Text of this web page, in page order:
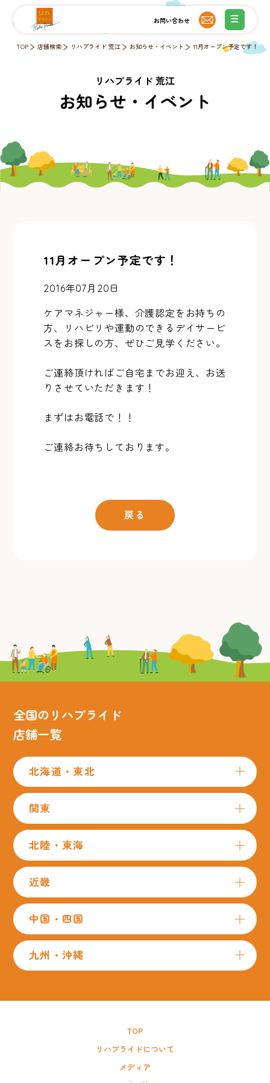
TOP 店舗検索 リハプライド 荒江 お知らせ・イベント 11月オープン予定です！
リハプライド 荒江
お知らせ・イベント
11月オープン予定です！
2016年07月20日
ケアマネジャー様、介護認定をお持ちの
方、リハビリや運動のできるデイサービ
スをお探しの方、ぜひご見学ください。
ご連絡頂ければご自宅までお迎え、お送
りさせていただきます！
まずはお電話で！！
ご連絡お待ちしております。
戻る
全国のリハプライド
店舗一覧
北海道・東北
関東
北陸・東海
近畿
中国・四国
九州・沖縄
TOP
リハプライドについて
メディア